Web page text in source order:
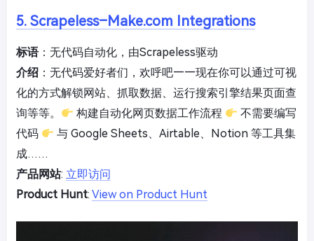
5. Scrapeless–Make.com Integrations
标语：无代码自动化，由Scrapeless驱动
介绍 ：无代码爱好者们，欢呼吧——现在你可以通过可视
化的方式解锁网站、抓取数据、运行搜索引擎结果页面查
询等等。
构建自动化网页数据工作流程
不需要编写
代码
与 Google Sheets、Airtable、Notion 等工具集
成……
产品网站: 立即访问
Product Hunt: View on Product Hunt